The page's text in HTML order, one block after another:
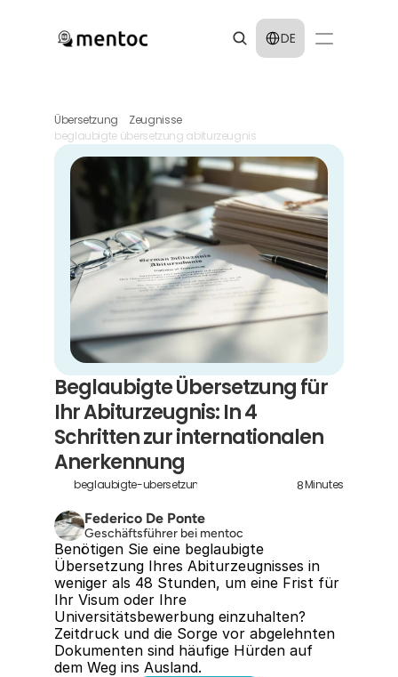
Select Language
DE
Übersetzung
Zeugnisse
beglaubigte übersetzung abiturzeugnis
Beglaubigte Übersetzung für
Ihr Abiturzeugnis: In 4
Schritten zur internationalen
Anerkennung
beglaubigte-ubersetzung-abiturzeugnis 8Minutes
Federico De Ponte
Geschäftsführer bei mentoc
Benötigen Sie eine beglaubigte
Übersetzung Ihres Abiturzeugnisses in
weniger als 48 Stunden, um eine Frist für
Ihr Visum oder Ihre
Universitätsbewerbung einzuhalten?
Zeitdruck und die Sorge vor abgelehnten
Dokumenten sind häufige Hürden auf
dem Weg ins Ausland.